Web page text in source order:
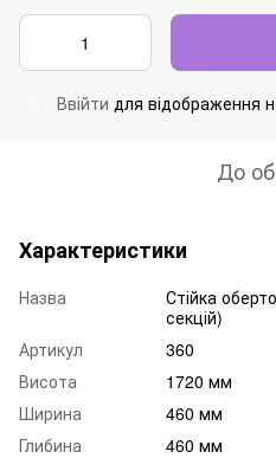
Ввійти для відображення
До
Характеристики
Назва
Стійка
секцій)
Артикул
360
Висота
1720 мм
Ширина
460 мм
Глибина
460 мм